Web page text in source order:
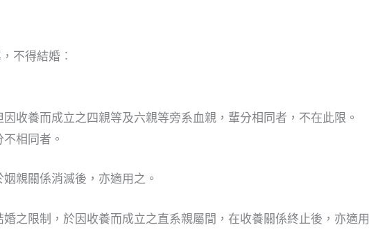
不得結婚︰
收養而成立之四親等及六親等旁系血親，輩分相同者，不在此限。
相同者。
親關係消滅後，亦適用之。
之限制，於因收養而成立之直系親屬間，在收養關係終止後，亦適用